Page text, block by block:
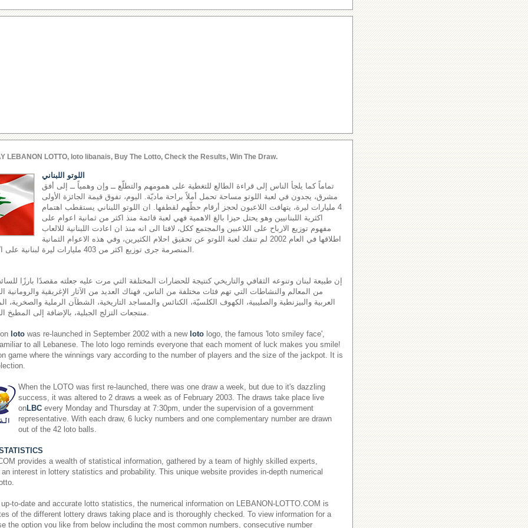
LEBANON LOTTO, loto libanais, Buy The Lotto, Check the Results, Win The Draw.
اللوتو اللبناني
تماماً كما يلجأ الناس إلى قراءة الطالع للتغطية على همومهم والتطلّع ــ وإن وهمياً ــ إلى أفق
مشرق، يجدون في لعبة اللوتو مساحة تحمل أملاً براحة ماديّة. اليوم، تفوق قيمة الجائزة الأولى
4 مليارات ليرة، يتهافت اللاعبون لحجز أرقام حظّهم لقطفها. ان اللوتو اللبناني يستقطب اهتمام
اكثرية اللبنانيين وهو يحتل حيزا بالغ الاهمية فهي لعبة قائمة منذ اكثر من ثمانية اعوام على
مفهوم توزيع الارباح على اللاعبين والمجتمع ككل، لافتا الى انه منذ ان اعادت اللبنانية للالعاب
اطلاقها في العام 2002 لم تنفك لعبة اللوتو عن تحقيق احلام الكثيرين، وفي هذه الاعوام الثمانية
المنصرمة جرى توزيع اكثر من 403 مليارات ليرة لبنانية على اكثر من 17 مليون رابح.
إن طبيعة لبنان وتنوعه الثقافي والتاريخي كنتيجة للحضارات المختلفة التي مرت عليه جعلته مقصدًا بارزًا
من المعالم والنشاطات التي تهم فئات مختلفة من الناس، فهناك العديد من الآثار الإغريقية والرومانية
العربية والبيزنطية والصليبية، الكهوف الكلسيّة، الكنائس والمساجد التاريخية، الشطآن الرملية والصخرية،
منتجعات التزلج الجبلية، بالإضافة إلى المطبخ اللبناني المشهور عالميًّا.
loto was re-launched in September 2002 with a new loto logo, the famous 'loto smiley face',
to all Lebanese. The loto logo reminds everyone that each moment of luck makes you smile!
game where the winnings vary according to the number of players and the size of the jackpot. It is
When the LOTO was first re-launched, there was one draw a week, but due to it's dazzling
success, it was altered to 2 draws a week as of February 2003. The draws take place live
onLBC every Monday and Thursday at 7:30pm, under the supervision of a government
representative. With each draw, 6 lucky numbers and one complementary number are drawn
out of the 42 loto balls.
provides a wealth of statistical information, gathered by a team of highly skilled experts,
interest in lottery statistics and probability. This unique website provides in-depth numerical
to-date and accurate lotto statistics, the numerical information on LEBANON-LOTTO.COM is
of the different lottery draws taking place and is thoroughly checked. To view information for a
the option you like from below including the most common numbers, consecutive number